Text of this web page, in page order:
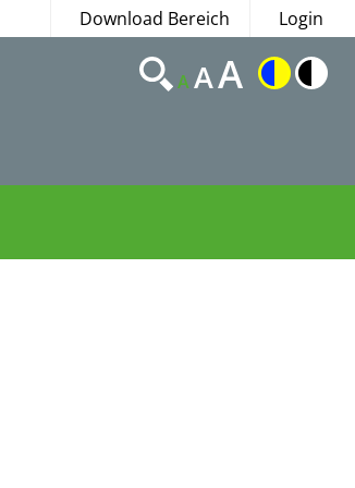
Download Bereich Login
AAA